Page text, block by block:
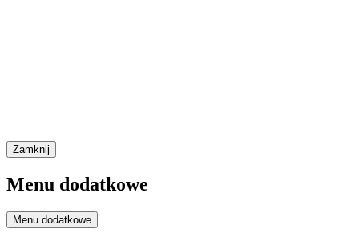
Zamknij
Menu dodatkowe
Menu dodatkowe